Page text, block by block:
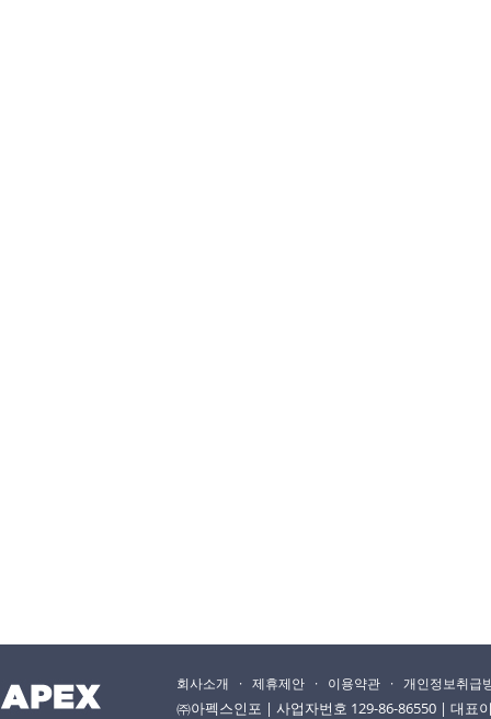
회사소개 · 제휴제안 · 이용약관 · 개인정보취급
㈜아펙스인포 | 사업자번호 129-86-86550 | 대표